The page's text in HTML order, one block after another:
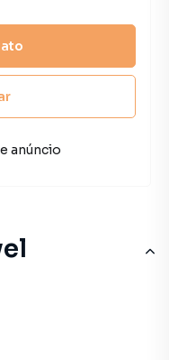
anúncio